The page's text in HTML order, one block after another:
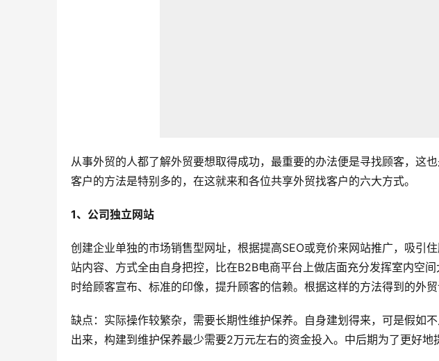
从事外贸的人都了解外贸要想取得成功，最重要的办法便是寻找顾客，这
客户的方法是特别多的，在这就来和各位共享外贸找客户的六大方式。
1、公司独立网站
创建企业单独的市场销售型网址，根据提高SEO或竞价来网站推广，吸引
站内容、方式全由自身把控，比在B2B电商平台上做店面充分发挥室内空
时给顾客宣布、标准的印像，提升顾客的信赖。根据这样的方法得到的外贸
缺点：实际操作较繁杂，需要长期性维护保养。自身建划得来，可是假如
出来，构建到维护保养最少需要2万元左右的资金投入。中后期为了更好地